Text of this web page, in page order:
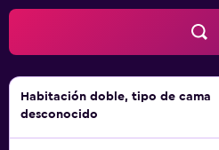
Habitación doble, tipo de cama
desconocido